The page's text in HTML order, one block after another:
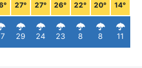
27°
29
27°
24
26°
23
22°
8
20°
8
14°
11